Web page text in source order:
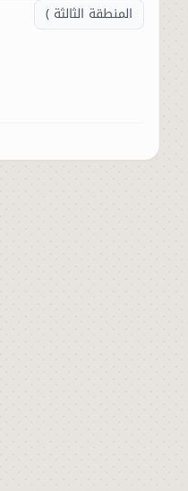
المنطقة الثالثة )